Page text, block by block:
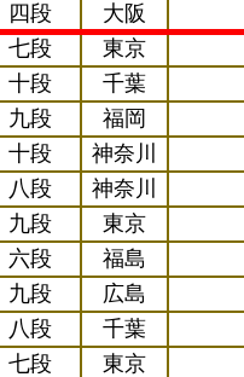
四段 大阪
七段 東京
十段 千葉
九段 福岡
十段 神奈川
八段 神奈川
九段 東京
六段 福島
九段 広島
八段 千葉
七段 東京